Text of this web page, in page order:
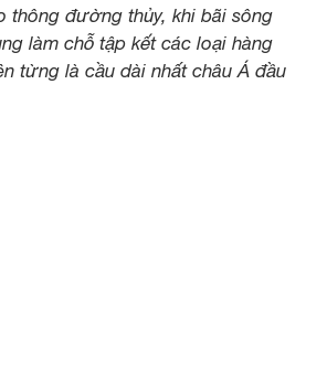
thông đường thủy, khi bãi sông
làm chỗ tập kết các loại hàng
từng là cầu dài nhất châu Á đầu